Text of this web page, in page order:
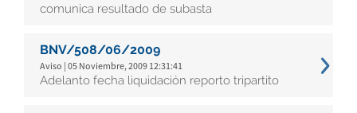
comunica resultado de subasta
BNV/508/06/2009
Aviso | 05 Noviembre, 2009 12:31:41
Adelanto fecha liquidación reporto tripartito